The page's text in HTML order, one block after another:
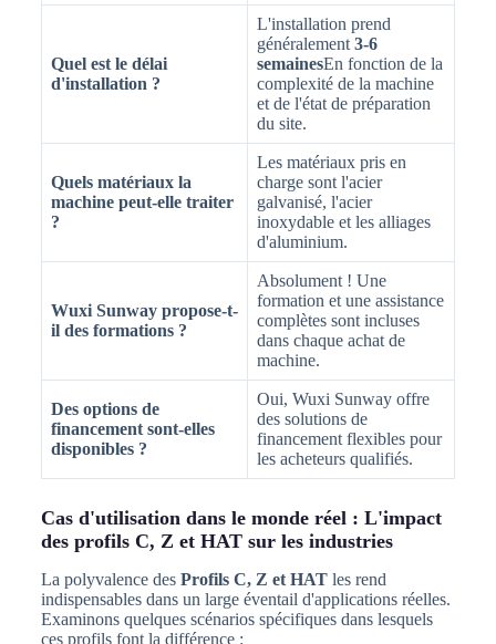
Quel est le délai
d'installation ?
L'installation prend
généralement 3-6
semainesEn fonction de la
complexité de la machine
et de l'état de préparation
du site.
Quels matériaux la
machine peut-elle traiter
?
Les matériaux pris en
charge sont l'acier
galvanisé, l'acier
inoxydable et les alliages
d'aluminium.
Wuxi Sunway propose-t-
il des formations ?
Absolument ! Une
formation et une assistance
complètes sont incluses
dans chaque achat de
machine.
Des options de
financement sont-elles
disponibles ?
Oui, Wuxi Sunway offre
des solutions de
financement flexibles pour
les acheteurs qualifiés.
Cas d'utilisation dans le monde réel : L'impact
des profils C, Z et HAT sur les industries
La polyvalence des Profils C, Z et HATles rend
indispensables dans un large éventail d'applications réelles.
Examinons quelques scénarios spécifiques dans lesquels
ces profils font la différence :